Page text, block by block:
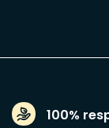
100%